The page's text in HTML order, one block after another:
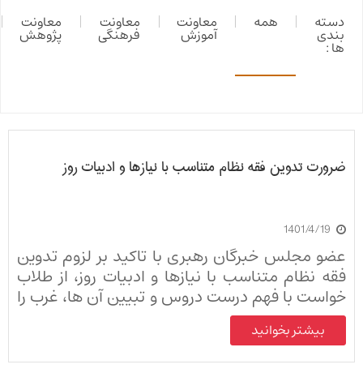
دسته
بندی
ها :
همه معاونت
آموزش
معاونت
فرهنگی
معاونت
پژوهش
ضرورت تدوین فقه نظام متناسب با نیازها و ادبیات روز
1401/4/19
عضو مجلس خبرگان رهبری با تاکید بر لزوم تدوین
فقه نظام متناسب با نیازها و ادبیات روز، از طلاب
خواست با فهم درست دروس و تبیین آن ها، غرب را
در برابر فرهنگ و فقه اسلام به زانو درآورند.
بیشتر بخوانید